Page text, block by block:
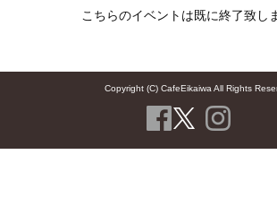
こちらのイベントは既に終了致し
Copyright (C) CafeEikaiwa All Rights